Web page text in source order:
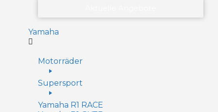
Yamaha
Motorräder
Supersport
Yamaha R1 RACE